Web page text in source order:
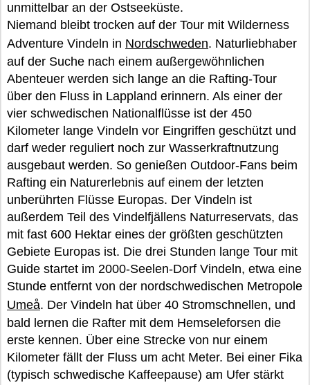
unmittelbar an der Ostseeküste.
Niemand bleibt trocken auf der Tour mit Wilderness
Adventure Vindeln in Nordschweden. Naturliebhaber
auf der Suche nach einem außergewöhnlichen
Abenteuer werden sich lange an die Rafting-Tour
über den Fluss in Lappland erinnern. Als einer der
vier schwedischen Nationalflüsse ist der 450
Kilometer lange Vindeln vor Eingriffen geschützt und
darf weder reguliert noch zur Wasserkraftnutzung
ausgebaut werden. So genießen Outdoor-Fans beim
Rafting ein Naturerlebnis auf einem der letzten
unberührten Flüsse Europas. Der Vindeln ist
außerdem Teil des Vindelfjällens Naturreservats, das
mit fast 600 Hektar eines der größten geschützten
Gebiete Europas ist. Die drei Stunden lange Tour mit
Guide startet im 2000-Seelen-Dorf Vindeln, etwa eine
Stunde entfernt von der nordschwedischen Metropole
Umeå. Der Vindeln hat über 40 Stromschnellen, und
bald lernen die Rafter mit dem Hemseleforsen die
erste kennen. Über eine Strecke von nur einem
Kilometer fällt der Fluss um acht Meter. Bei einer Fika
(typisch schwedische Kaffeepause) am Ufer stärkt